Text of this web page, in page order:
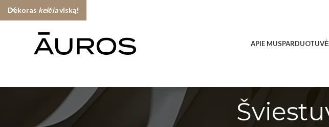
APIE MUSPARDUOTUVĖ
Dekoras keičiaviską!